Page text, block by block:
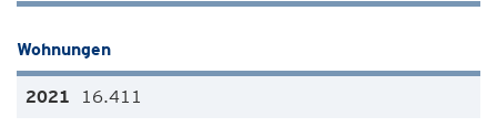
Wohnungen
16.411